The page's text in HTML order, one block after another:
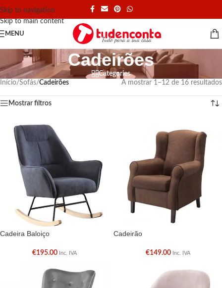
Skip to navigation
Skip to main content
MENU
Cadeirões
Categories
Início/Sofás/Cadeirões A mostrar 1–12 de 16 resultados
Mostrar filtros
Cadeira Baloiço
€195.00 Inc. IVA
Cadeirão
€149.00 Inc. IVA